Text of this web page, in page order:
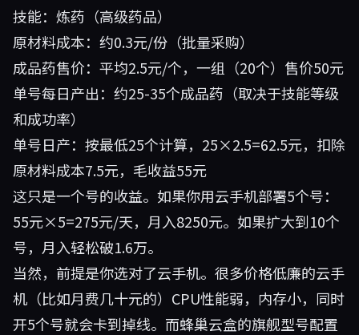
技能：炼药（高级药品）
原材料成本：约0.3元/份（批量采购）
成品药售价：平均2.5元/个，一组（20个）售价50元
单号每日产出：约25-35个成品药（取决于技能等级
和成功率）
单号日产：按最低25个计算，25×2.5=62.5元，扣除
原材料成本7.5元，毛收益55元
这只是一个号的收益。如果你用云手机部署5个号：
55元×5=275元/天，月入8250元。如果扩大到10个
号，月入轻松破1.6万。
当然，前提是你选对了云手机。很多价格低廉的云手
机（比如月费几十元的）CPU性能弱，内存小，同时
开5个号就会卡到掉线。而蜂巢云盒的旗舰型号配置